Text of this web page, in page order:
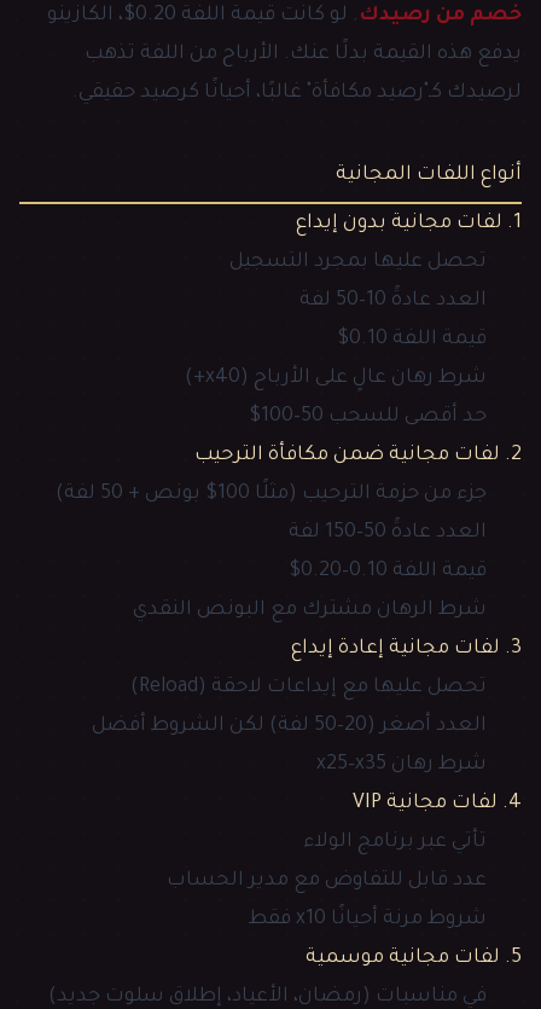
خصم من رصيدك
. لو كانت قيمة اللفة 0.20$، الكازينو
يدفع هذه القيمة بدلًا عنك. الأرباح من اللفة تذهب
لرصيدك كـ"رصيد مكافأة" غالبًا، أحيانًا كرصيد حقيقي.
أنواع اللفات المجانية
1. لفات مجانية بدون إيداع
تحصل عليها بمجرد التسجيل
العدد عادةً 10–50 لفة
قيمة اللفة 0.10$
شرط رهان عالٍ على الأرباح (x40+)
حد أقصى للسحب 50–100$
2. لفات مجانية ضمن مكافأة الترحيب
جزء من حزمة الترحيب (مثلًا 100$ بونص + 50 لفة)
العدد عادةً 50–150 لفة
قيمة اللفة 0.10–0.20$
شرط الرهان مشترك مع البونص النقدي
3. لفات مجانية إعادة إيداع
تحصل عليها مع إيداعات لاحقة (Reload)
العدد أصغر (20–50 لفة) لكن الشروط أفضل
شرط رهان x25–x35
4. لفات مجانية VIP
تأتي عبر برنامج الولاء
عدد قابل للتفاوض مع مدير الحساب
شروط مرنة أحيانًا x10 فقط
5. لفات مجانية موسمية
في مناسبات (رمضان، الأعياد، إطلاق سلوت جديد)